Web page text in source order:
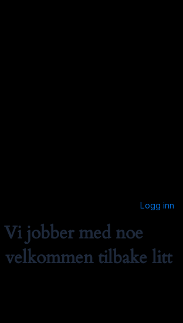
Logg inn
jobber med noe
velkommen tilbake litt